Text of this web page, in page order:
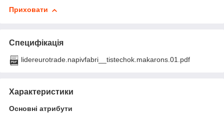
Приховати
Специфікація
lidereurotrade.napivfabri__tistechok.makarons.01.pdf
Характеристики
Основні атрибути